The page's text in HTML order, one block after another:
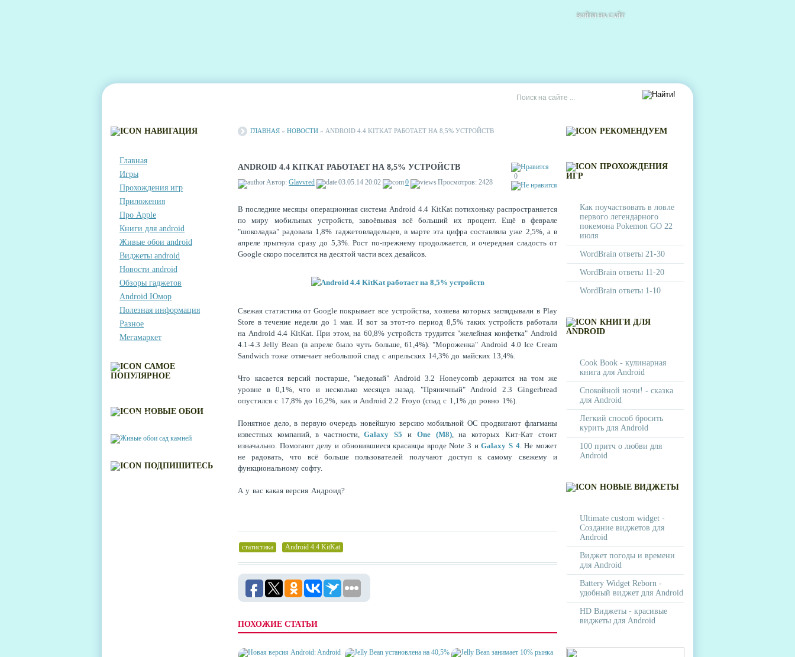
ВОЙТИ НА САЙТ
НАВИГАЦИЯ
Главная
Игры
Прохождения игр
Приложения
Про Apple
Книги для android
Живые обои android
Виджеты android
Новости android
Обзоры гаджетов
Android Юмор
Полезная информация
Разное
Мегамаркет
САМОЕ
ПОПУЛЯРНОЕ
НОВЫЕ ОБОИ
КАМНЕЙ
ПОДПИШИТЕСЬ
ГЛАВНАЯ » НОВОСТИ » ANDROID 4.4 KITKAT РАБОТАЕТ НА 8,5% УСТРОЙСТВ
0
ANDROID 4.4 KITKAT РАБОТАЕТ НА 8,5% УСТРОЙСТВ
Автор: Glavvred 03.05.14 20:02 0 Просмотров: 2428
В последние месяцы операционная система Android 4.4 KitKat потихоньку распространяется
по миру мобильных устройств, завоёвывая всё больший их процент. Ещё в феврале
"шоколадка" радовала 1,8% гаджетовладельцев, в марте эта цифра составляла уже 2,5%, а в
апреле прыгнула сразу до 5,3%. Рост по-прежнему продолжается, и очередная сладость от
Google скоро поселится на десятой части всех девайсов.
Свежая статистика от Googleпокрывает все устройства, хозяева которых заглядывали в Play
Store в течение недели до 1 мая. И вот за этот-то период 8,5% таких устройств работали
на Android 4.4 KitKat. При этом, на 60,8% устройств трудится "желейная конфетка" Android
4.1-4.3 Jelly Bean (в апреле было чуть больше, 61,4%). "Мороженка"Android 4.0 Ice Cream
Sandwich тоже отмечает небольшой спад с апрельских 14,3% до майских 13,4%.
Что касается версий постарше, "медовый" Android3.2 Honeycomb держится на том же
уровне в 0,1%, что и несколько месяцев назад. "Пряничный"Android 2.3 Gingerbread
опустился с 17,8% до 16,2%, как иAndroid 2.2 Froyo (спад с 1,1% до ровно 1%).
Понятное дело, в первую очередь новейшую версию мобильной ОС продвигают флагманы
известных компаний, в частности,Galaxy S5 и One (M8), на которых Кит-Кат стоит
изначально. Помогают делу и обновившиеся красавцы вродеNote 3 иGalaxy S 4. Не может
не радовать, что всё больше пользователей получают доступ к самому свежему и
функциональному софту.
А у вас какая версия Андроид?
статистика Android 4.4 KitKat
ПОХОЖИЕ СТАТЬИ
РЕКОМЕНДУЕМ
ПРОХОЖДЕНИЯ
ИГР
Как поучаствовать в ловле
первого легендарного
покемона Pokemon GO 22
июля
WordBrain ответы 21-30
WordBrain ответы 11-20
WordBrain ответы 1-10
КНИГИ ДЛЯ
ANDROID
Cook Book - кулинарная
книга для Android
Спокойной ночи! - сказка
для Android
Легкий способ бросить
курить для Android
100 притч о любви для
Android
НОВЫЕ ВИДЖЕТЫ
Ultimate custom widget -
Создание виджетов для
Android
Виджет погоды и времени
для Android
Battery Widget Reborn -
удобный виджет для Android
HD Виджеты - красивые
виджеты для Android